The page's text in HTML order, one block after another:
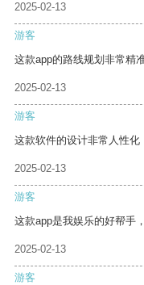
2025-02-13
游客
这款app的路线规划非常精
2025-02-13
游客
这款软件的设计非常人性化
2025-02-13
游客
这款app是我娱乐的好帮手
2025-02-13
游客